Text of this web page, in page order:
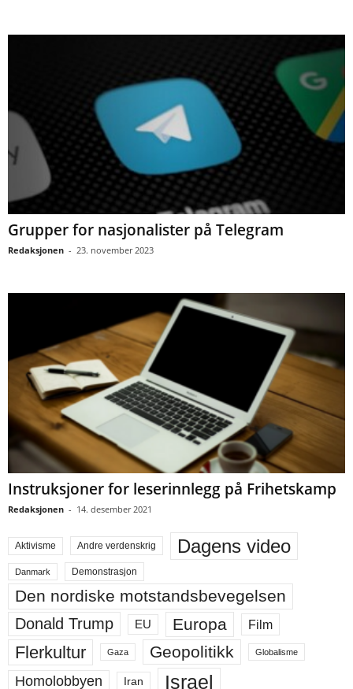
Grupper for nasjonalister på Telegram
Redaksjonen - 23. november 2023
Instruksjoner for leserinnlegg på Frihetskamp
Redaksjonen - 14. desember 2021
Aktivisme Andre verdenskrig Dagens video
Danmark Demonstrasjon
Den nordiske motstandsbevegelsen
Donald Trump EU Europa Film
Flerkultur Gaza Geopolitikk Globalisme
Homolobbyen Iran Israel